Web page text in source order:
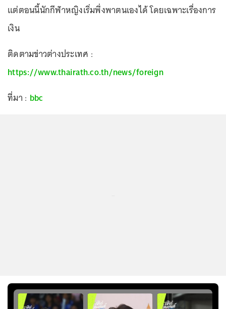
แต่ตอนนี้นักกีฬาหญิงเริ่มพึ่งพาตนเองได้ โดยเฉพาะเรื่องการ
เงิน
ติดตามข่าวต่างประเทศ :
https://www.thairath.co.th/news/foreign
ที่มา : bbc